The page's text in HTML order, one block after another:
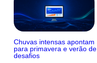
Chuvas intensas apontam
para primavera e verão de
desafios